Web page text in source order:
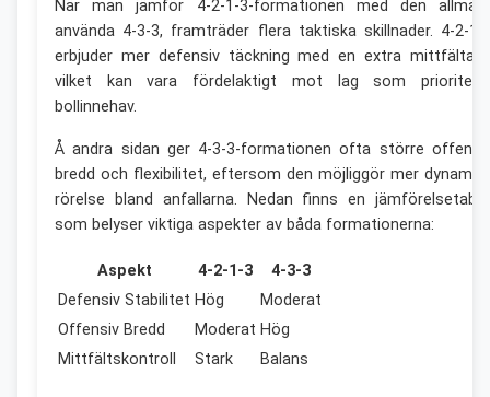
När man jämför 4-2-1-3-formationen med den
använda 4-3-3, framträder flera taktiska skillnader. 4-2-1-
erbjuder mer defensiv täckning med en extra
vilket kan vara fördelaktigt mot lag som
bollinnehav.
Å andra sidan ger 4-3-3-formationen ofta större
bredd och flexibilitet, eftersom den möjliggör mer
rörelse bland anfallarna. Nedan finns en
som belyser viktiga aspekter av båda formationerna:
Aspekt 4-2-1-3
4-3-3
Defensiv Stabilitet Hög
Moderat
Offensiv Bredd
Moderat Hög
Mittfältskontroll
Stark Balans